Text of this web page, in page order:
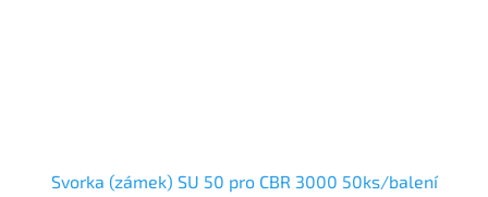
Svorka (zámek) SU 50 pro CBR 3000 50ks/balení